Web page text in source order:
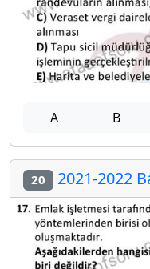
A B
20 2021-2022